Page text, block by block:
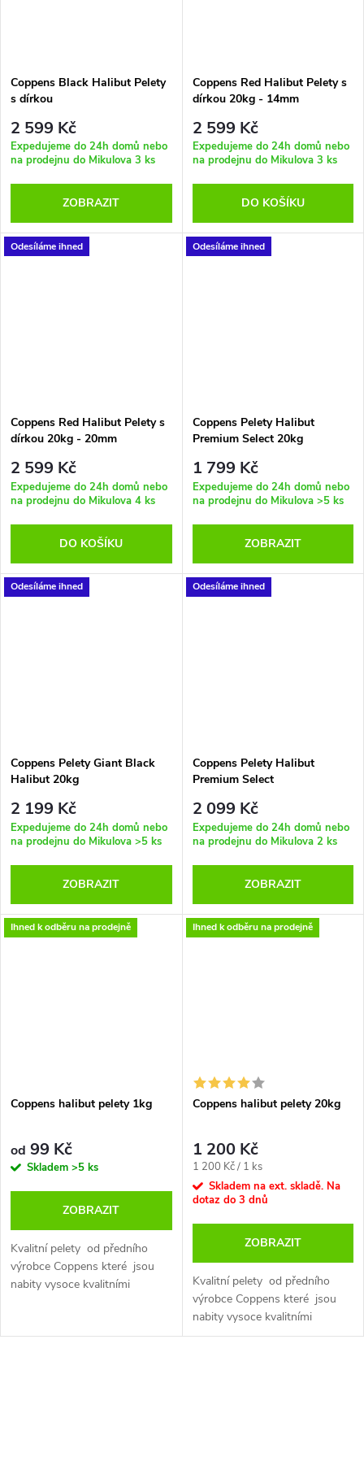
Coppens Black Halibut Pelety
s dírkou
2 599 Kč
Expedujeme do 24h domů nebo
na prodejnu do Mikulova 3 ks
ZOBRAZIT
Coppens Red Halibut Pelety s
dírkou 20kg - 14mm
2 599 Kč
Expedujeme do 24h domů nebo
na prodejnu do Mikulova 3 ks
DO KOŠÍKU
Odesíláme ihned
Coppens Red Halibut Pelety s
dírkou 20kg - 20mm
2 599 Kč
Expedujeme do 24h domů nebo
na prodejnu do Mikulova 4 ks
DO KOŠÍKU
Odesíláme ihned
Coppens Pelety Halibut
Premium Select 20kg
1 799 Kč
Expedujeme do 24h domů nebo
na prodejnu do Mikulova >5 ks
ZOBRAZIT
Odesíláme ihned
Coppens Pelety Giant Black
Halibut 20kg
2 199 Kč
Expedujeme do 24h domů nebo
na prodejnu do Mikulova >5 ks
ZOBRAZIT
Odesíláme ihned
Coppens Pelety Halibut
Premium Select
2 099 Kč
Expedujeme do 24h domů nebo
na prodejnu do Mikulova 2 ks
ZOBRAZIT
Ihned k odběru na prodejně
Coppens halibut pelety 1kg
od 99 Kč
Skladem >5 ks
ZOBRAZIT
Kvalitní pelety od předního
výrobce Coppens které jsou
nabity vysoce kvalitními
proteiny a další.
Ihned k odběru na prodejně
Coppens halibut pelety 20kg
1 200 Kč
Měrná
cena:
1 200 Kč / 1 ks
Skladem na ext. skladě. Na
dotaz do 3 dnů
ZOBRAZIT
Kvalitní pelety od předního
výrobce Coppens které jsou
nabity vysoce kvalitními
přísadami jako je maso